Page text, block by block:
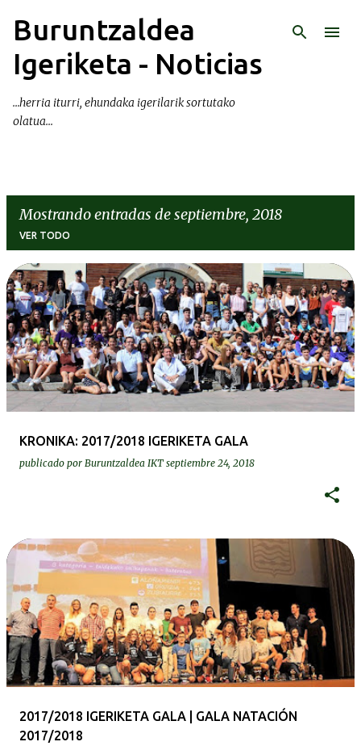
Ir al contenido principal
Buruntzaldea
Igeriketa - Noticias
...herria iturri, ehundaka igerilarik sortutako
olatua...
Mostrando entradas de septiembre, 2018
VER TODO
E
n
t
r
a
KRONIKA: 2017/2018 IGERIKETA GALA
publicado por Buruntzaldea IKT septiembre 24, 2018
2017/2018 IGERIKETA GALA | GALA NATACIÓN
2017/2018